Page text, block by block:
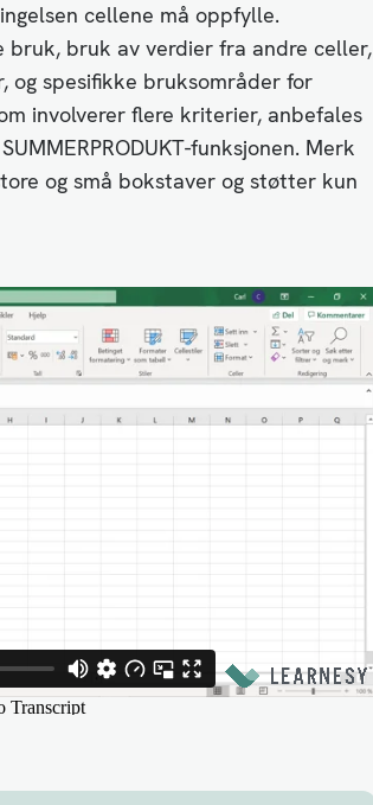
cellene må oppfylle.
bruk, bruk av verdier fra andre celler,
spesifikke bruksområder for
involverer flere kriterier, anbefales
funksjonen. Merk
og små bokstaver og støtter kun